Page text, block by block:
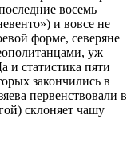
восемь
и вовсе не
форме, северяне
уж
и статистика пяти
закончились в
первенствовали в
склоняет чашу